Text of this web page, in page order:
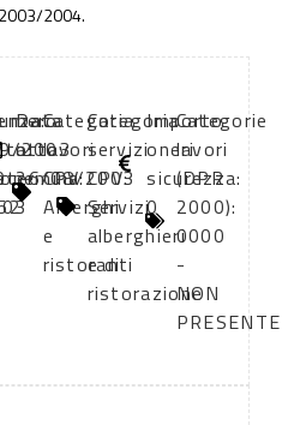
2004.
2003
Data
atto:
26/08/2003
Categoria
lavori
CPV:
Alberghi
e
ristoranti
Categoria
servizi
CPV:
Servizi
alberghieri
e di
ristorazione
Importo
oneri
sicurezza:
0
Categorie
lavori
(DPR
2000):
0000
-
NON
PRESENTE